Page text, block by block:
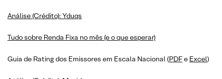
Análise (Crédito): Yduqs
Tudo sobre Renda Fixa no mês (e o que esperar)
Guia de Rating dos Emissores em Escala Nacional (PDFe Excel)